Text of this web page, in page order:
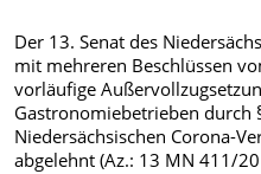
Der 13. Senat des
mit mehreren Beschlüssen
vorläufige
Gastronomiebetrieben durch
Niedersächsischen Corona-
abgelehnt (Az.: 13 MN 411/20